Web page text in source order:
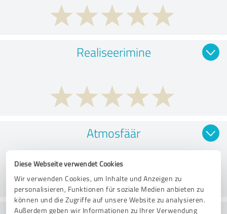
Diese Webseite verwendet Cookies
Wir verwenden Cookies, um Inhalte und Anzeigen zu
personalisieren, Funktionen für soziale Medien anbieten zu
können und die Zugriffe auf unsere Website zu analysieren.
Außerdem geben wir Informationen zu Ihrer Verwendung
Realiseerimine
Atmosfäär